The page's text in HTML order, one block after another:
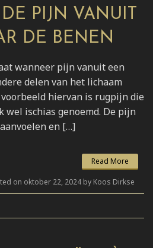
PIJN VANUIT
DE BENEN
wanneer pijn vanuit een
delen van het lichaam
hiervan is rugpijn die
wel ischias genoemd. De pijn
en […]
Read More
on oktober 22, 2024 by Koos Dirkse